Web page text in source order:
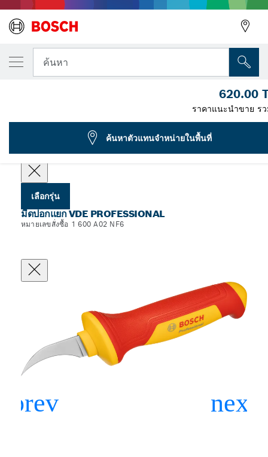
ค้นหา
เลือกข้อมูลจำเพาะของคุณ
เลือกรุ่น
มีดปอกแยก VDE PROFESSIONAL
หมายเลขสั่งซื้อ 1 600 A02 NF6
รุ่นที่คุณเลือก
มีดปอกสายไฟ VDE
1 600 A02 NF6
620.00
ราคาแนะนำขาย รว
ค้นหาตัวแทนจำหน่ายในพื้นที่